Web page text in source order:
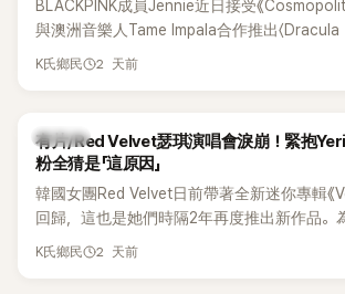
BLACKPINK成員Jennie近日接受《
與澳洲音樂人Tame Impala合作推出〈Dracula
Remix）〉的幕後故事，沒想到她一句關於「共
K氏鄉民 2 天前
K-POP
有片/Red Velvet瑟琪演唱會淚崩！緊抱
粉全猜是「這原因」
韓國女團Red Velvet日前帶著全新迷你專輯《
回歸，這也是她們時隔2年再度推出新作品。
年，五位成員也一連舉辦三場粉絲演唱會，與
K氏鄉民 2 天前